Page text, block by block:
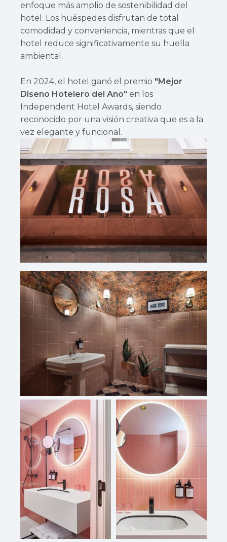
enfoque más amplio de sostenibilidad del
hotel. Los huéspedes disfrutan de total
comodidad y conveniencia, mientras que el
hotel reduce significativamente su huella
ambiental.
En 2024, el hotel ganó el premio "Mejor
Diseño Hotelero del Año" en los
Independent Hotel Awards, siendo
reconocido por una visión creativa que es a la
vez elegante y funcional.